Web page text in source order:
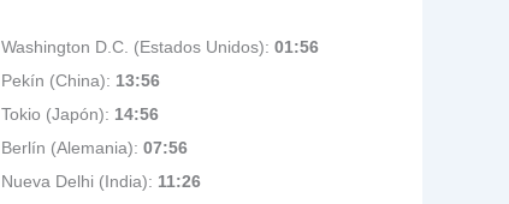
Washington D.C. (Estados Unidos): 01:56
Pekín (China): 13:56
Tokio (Japón): 14:56
Berlín (Alemania): 07:56
Nueva Delhi (India): 11:26